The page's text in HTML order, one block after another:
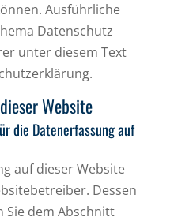
Ausführliche
Datenschutz
unter diesem Text
Website
die Datenerfassung auf
auf dieser Website
Dessen
Sie dem Abschnitt